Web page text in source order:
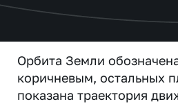
Орбита Земли
коричневым, остальных
показана траектория